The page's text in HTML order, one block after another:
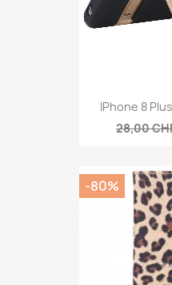
IPhone 8
28,00
-80%